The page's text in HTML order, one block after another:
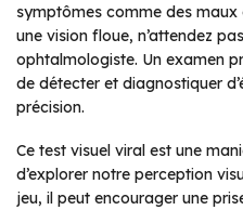
symptômes comme des
une vision floue, n’attendez
ophtalmologiste. Un examen
de détecter et diagnostiquer
précision.
Ce test visuel viral est une
d’explorer notre perception
jeu, il peut encourager une